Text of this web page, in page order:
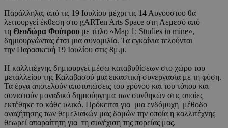
Παράλληλα, από τις 19 Ιουλίου μέχρι τις 14 Αυγουστου θα
λειτουργεί έκθεση στο gARTen Arts Space στη Λεμεσό από
τη Θεοδώρα Φούτρου με τίτλο «Map 1: Studies in mine»,
δημιουργώντας έτσι μια συνομιλία. Τα εγκαίνια τελούνται
την Παρασκευή 19 Ιουλίου στις 8μ.μ.
Η καλλιτέχνης δημιουργεί μέσω καταβυθίσεων στο χώρο του
μεταλλείου της Καλαβασού μια εικαστική συνεργασία με τη φύση.
Τα έργα αποτελούν αποτυπώσεις του χρόνου και του τόπου και
συνιστούν μοναδικό δημιούργημα των συνθηκών στις οποίες
εκτέθηκε το κάθε υλικό. Πρόκειται για μια ενδόμυχη μέθοδο
αναζήτησης των θεμελιακών μας δομών την οποία η καλλιτέχνης
θεωρεί απαραίτητη για τη συνέχιση της πορείας μας.